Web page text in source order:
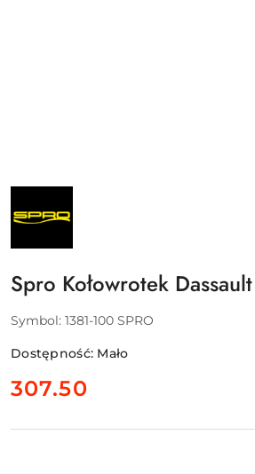
NAZWA
SPRO
Spro Kołowrotek
Symbol: 1381-100 SPRO
Dostępność: Mało
cena:
307.50